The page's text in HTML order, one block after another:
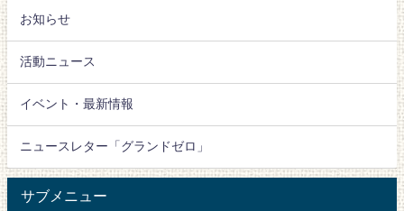
お知らせ
活動ニュース
イベント・最新情報
ニュースレター「グランドゼロ」
サブメニュー